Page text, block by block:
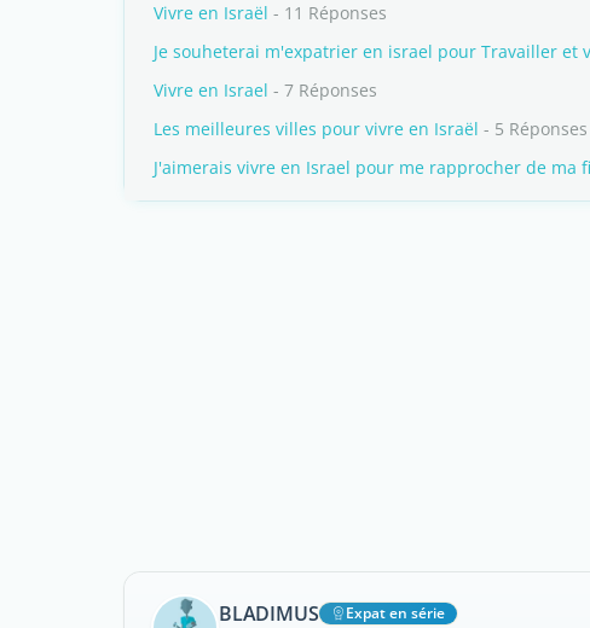
Vivre en Israël - 11 Réponses
Je souheterai m'expatrier en israel pour Travailler et
Vivre en Israel - 7 Réponses
Les meilleures villes pour vivre en Israël - 5 Réponses
J'aimerais vivre en Israel pour me rapprocher de ma
BLADIMUS
Expat en série